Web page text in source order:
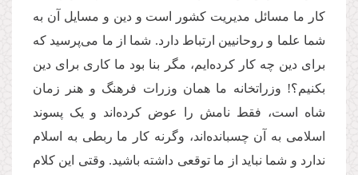
کار ما مسائل مدیریت کشور است و دین و مسایل آن به
شما علما و روحانیین ارتباط دارد. شما از ما می‌پرسید که
برای دین چه کار کرده‌ایم، مگر بنا بود ما کاری برای دین
بکنیم؟! وزراتخانه ‌ما همان وزرات فرهنگ و هنر زمان
شاه است، فقط نامش را عوض کرده‌اند و یک پسوند
اسلامی به آن چسبانده‌اند، وگرنه کار ما ربطی به اسلام
ندارد و شما نباید از ما توقعی داشته باشید. وقتی این کلام